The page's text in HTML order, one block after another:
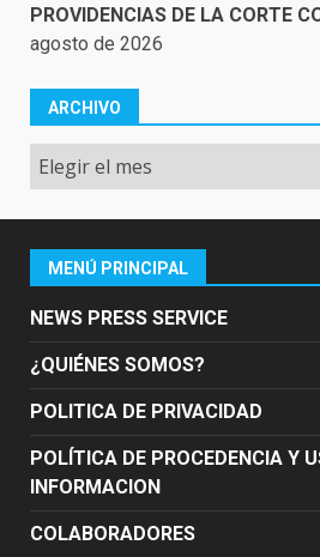
PROVIDENCIAS DE LA CORTE
agosto de 2026
ARCHIVO
Archivo
MENÚ PRINCIPAL
NEWS PRESS SERVICE
¿QUIÉNES SOMOS?
POLITICA DE PRIVACIDAD
POLÍTICA DE PROCEDENCIA Y
INFORMACION
COLABORADORES